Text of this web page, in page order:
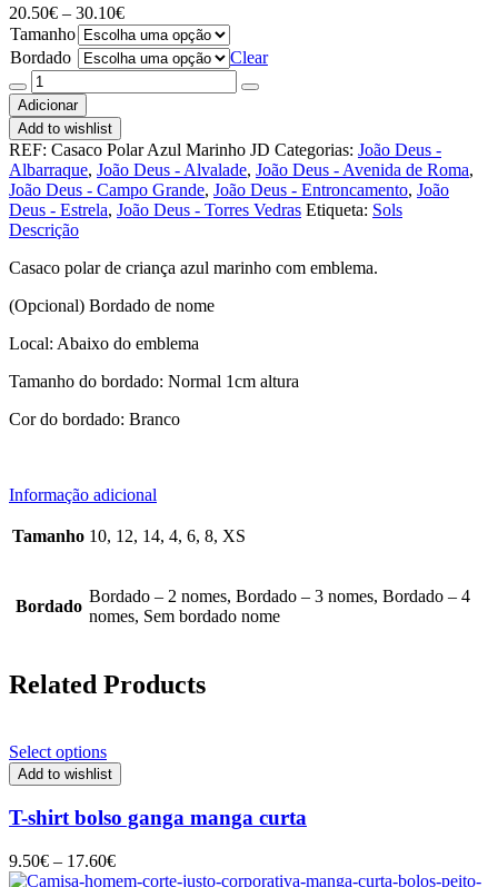
20.50€ – 30.10€Price
range:
20.50€
through
30.10€
Tamanho
Bordado
Clear
Quantidade
de
Polar
Adicionar
Add to wishlist
REF: Casaco Polar Azul Marinho JD Categorias: João Deus -
Albarraque, João Deus - Alvalade, João Deus - Avenida de Roma,
João Deus - Campo Grande, João Deus - Entroncamento, João
Deus - Estrela, João Deus - Torres Vedras Etiqueta: Sols
Descrição
Casaco polar de criança azul marinho com emblema.
(Opcional) Bordado de nome
Local: Abaixo do emblema
Tamanho do bordado: Normal 1cm altura
Cor do bordado: Branco
Informação adicional
Tamanho 10, 12, 14, 4, 6, 8, XS
Bordado
Bordado – 2 nomes, Bordado – 3 nomes, Bordado – 4
nomes, Sem bordado nome
Related Products
Select options
Add to wishlist
T-shirt bolso ganga manga curta
9.50€ – 17.60€Price
range: